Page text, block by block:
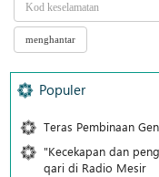
Populer
Teras Pembinaan
"Kecekapan dan
qari di Radio Mesir